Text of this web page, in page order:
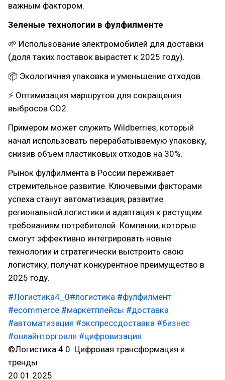
важным фактором.
Зеленые технологии в фулфилменте
🌱 Использование электромобилей для доставки
(доля таких поставок вырастет к 2025 году).
📦 Экологичная упаковка и уменьшение отходов.
⚡ Оптимизация маршрутов для сокращения
выбросов CO2.
Примером может служить Wildberries, который
начал использовать перерабатываемую упаковку,
снизив объем пластиковых отходов на 30%.
Рынок фулфилмента в России переживает
стремительное развитие. Ключевыми факторами
успеха станут автоматизация, развитие
региональной логистики и адаптация к растущим
требованиям потребителей. Компании, которые
смогут эффективно интегрировать новые
технологии и стратегически выстроить свою
логистику, получат конкурентное преимущество в
2025 году.
#Логистика4_0#логистика #фулфилмент
#ecommerce #маркетплейсы #доставка
#автоматизация #экспрессдоставка #бизнес
#онлайнторговля #цифровизация
©Логистика 4.0: Цифровая трансформация и
тренды
20.01.2025